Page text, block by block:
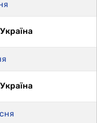
Україна
Україна